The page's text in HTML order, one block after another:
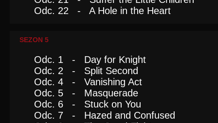
Odc. 22 - A Hole in the Heart
SEZON 5
Odc. 1 - Day for Knight
Odc. 2 - Split Second
Odc. 4 - Vanishing Act
Odc. 5 - Masquerade
Odc. 6 - Stuck on You
Odc. 7 - Hazed and Confused